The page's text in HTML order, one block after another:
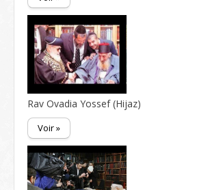
Rav Ovadia Yossef (Hijaz)
Voir »